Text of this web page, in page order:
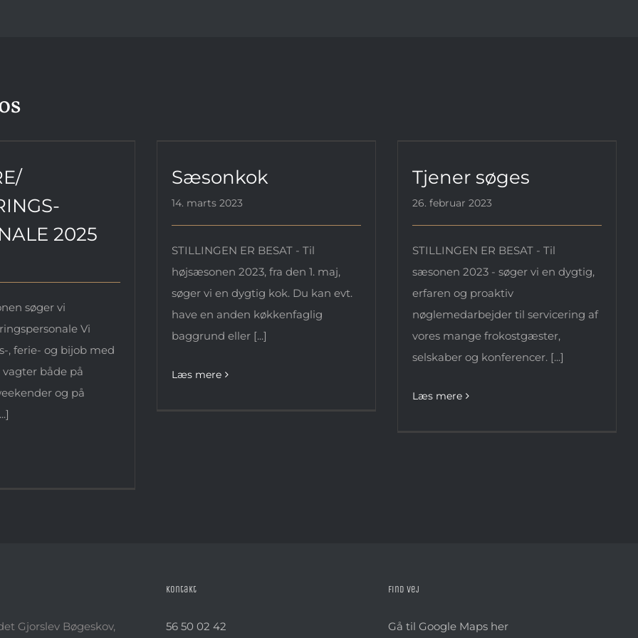
2025
søger vi
Vi
, ferie- og bijob med
både på
og på
Sæsonkok
14. marts 2023
STILLINGEN ER BESAT - Til
højsæsonen 2023, fra den 1. maj,
søger vi en dygtig kok. Du kan evt.
have en anden køkkenfaglig
baggrund eller [...]
Læs mere
Tjener søges
26. februar 2023
STILLINGEN ER BESAT - Til
sæsonen 2023 - søger vi en dygtig,
erfaren og proaktiv
nøglemedarbejder til servicering af
vores mange frokostgæster,
selskaber og konferencer. [...]
Læs mere
Gjorslev Bøgeskov,
Kontakt
56 50 02 42
Find vej
Gå til Google Maps her